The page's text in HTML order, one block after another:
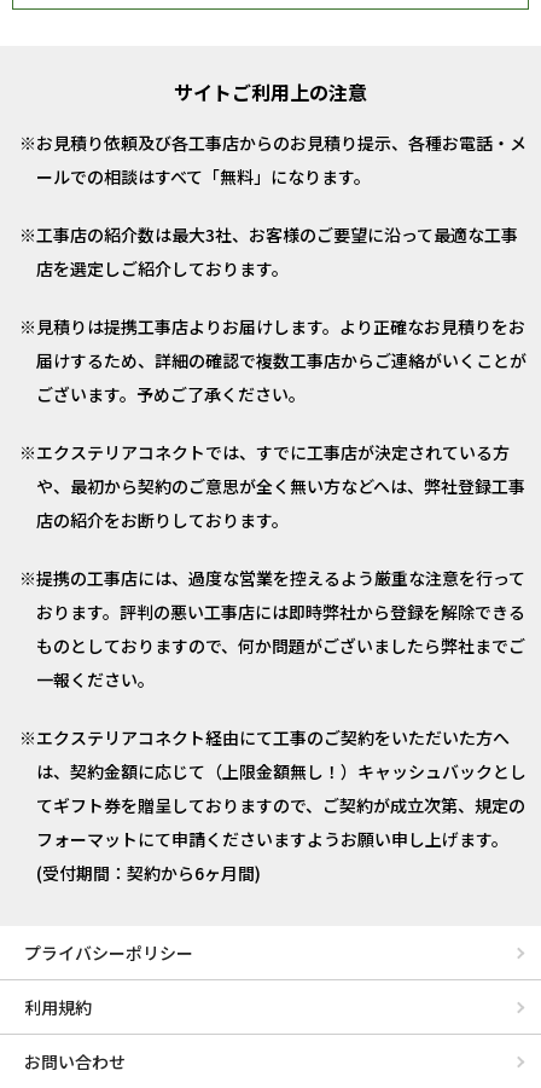
サイトご利用上の注意
お見積り依頼及び各工事店からのお見積り提示、各種お電話・メ
ールでの相談はすべて「無料」になります。
工事店の紹介数は最大3社、お客様のご要望に沿って最適な工事
店を選定しご紹介しております。
見積りは提携工事店よりお届けします。より正確なお見積りをお
届けするため、詳細の確認で複数工事店からご連絡がいくことが
ございます。予めご了承ください。
エクステリアコネクトでは、すでに工事店が決定されている方
や、最初から契約のご意思が全く無い方などへは、弊社登録工事
店の紹介をお断りしております。
提携の工事店には、過度な営業を控えるよう厳重な注意を行って
おります。評判の悪い工事店には即時弊社から登録を解除できる
ものとしておりますので、何か問題がございましたら弊社までご
一報ください。
エクステリアコネクト経由にて工事のご契約をいただいた方へ
は、契約金額に応じて（上限金額無し！）キャッシュバックとし
てギフト券を贈呈しておりますので、ご契約が成立次第、規定の
フォーマットにて申請くださいますようお願い申し上げます。
(受付期間：契約から6ヶ月間)
プライバシーポリシー
利用規約
お問い合わせ